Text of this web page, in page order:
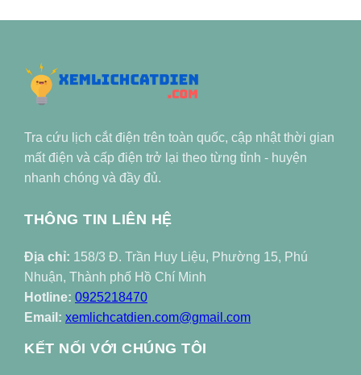
Tra cứu lịch cắt điện trên toàn quốc, cập nhật thời gian
mất điện và cấp điện trở lại theo từng tỉnh - huyện
nhanh chóng và đầy đủ.
THÔNG TIN LIÊN HỆ
Địa chỉ: 158/3 Đ. Trần Huy Liệu, Phường 15, Phú
Nhuận, Thành phố Hồ Chí Minh
Hotline: 0925218470
Email: xemlichcatdien.com@gmail.com
KẾT NỐI VỚI CHÚNG TÔI